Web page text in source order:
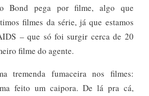
Bond pega por filme, algo que
filmes da série, já que estamos
– que só foi surgir cerca de 20
filme do agente.
tremenda fumaceira nos filmes:
feito um caipora. De lá pra cá,